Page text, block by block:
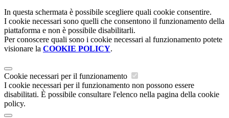
In questa schermata è possibile scegliere quali cookie consentire.
I cookie necessari sono quelli che consentono il funzionamento della
piattaforma e non è possibile disabilitarli.
Per conoscere quali sono i cookie necessari al funzionamento potete
visionare la COOKIE POLICY.
Cookie necessari per il funzionamento
I cookie necessari per il funzionamento non possono essere
disabilitati. È possibile consultare l'elenco nella pagina della cookie
policy.